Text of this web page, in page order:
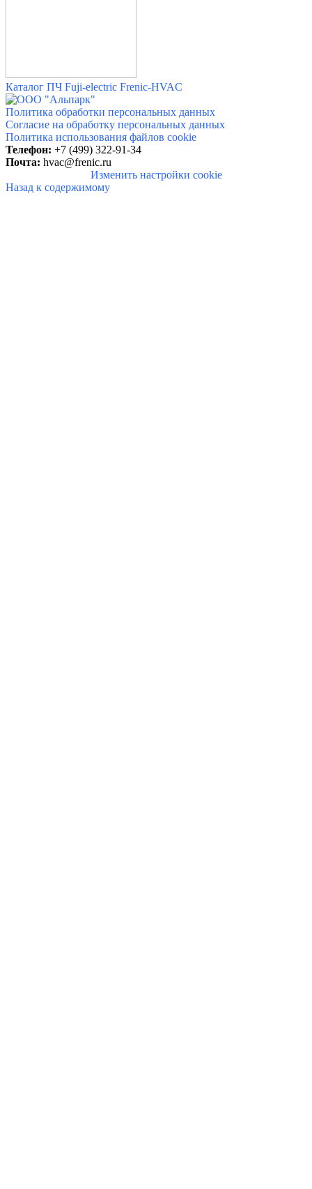
Каталог ПЧ Fuji-electric Frenic-HVAC
Политика обработки персональных данных
Согласие на обработку персональных данных
Политика использования файлов cookie
Телефон: +7 (499) 322-91-34
Почта: hvac@frenic.ru
Изменить настройки cookie
Назад к содержимому